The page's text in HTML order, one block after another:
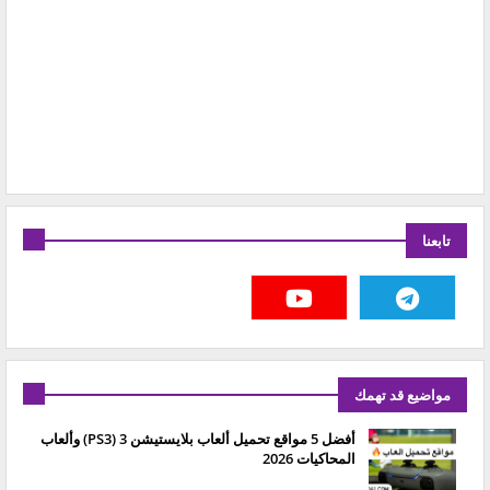
تابعنا
مواضيع قد تهمك
أفضل 5 مواقع تحميل ألعاب بلايستيشن 3 (PS3) وألعاب
المحاكيات 2026